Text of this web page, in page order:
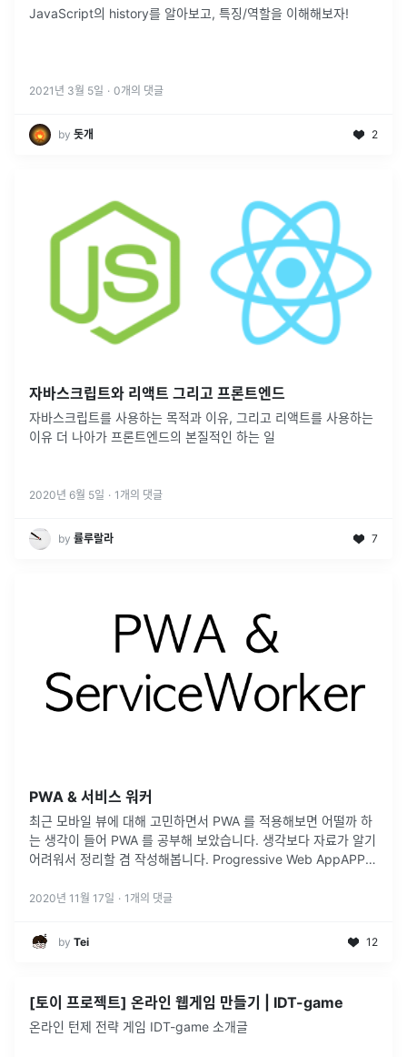
JavaScript의 history를 알아보고, 특징/역할을 이해해보자!
2021년 3월 5일 · 0개의 댓글
by 돗개 2
자바스크립트와 리액트 그리고 프론트엔드
자바스크립트를 사용하는 목적과 이유, 그리고 리액트를 사용하는
이유 더 나아가 프론트엔드의 본질적인 하는 일
2020년 6월 5일 · 1 개의 댓글
by 률루랄라 7
PWA & 서비스 워커
최근 모바일 뷰에 대해 고민하면서 PWA 를 적용해보면 어떨까 하
는 생각이 들어 PWA 를 공부해 보았습니다. 생각보다 자료가 알기
어려워서 정리할 겸 작성해봅니다. Progressive Web AppAPP
2020년 11월 17일 · 1 개의 댓글
by Tei 12
[토이 프로젝트] 온라인 웹게임 만들기 | IDT-game
온라인 턴제 전략 게임 IDT-game 소개글